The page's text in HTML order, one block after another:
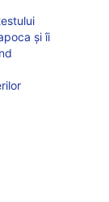
și îi